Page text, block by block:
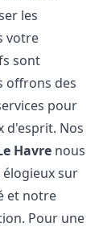
les
votre
sont
offrons des
pour
d'esprit. Nos
Havre nous
sur
et notre
Pour une